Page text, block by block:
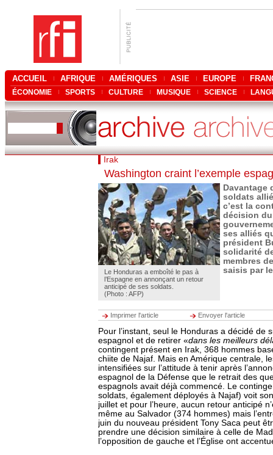
ACCUEIL AFRIQUE AMÉRIQUES ASIE EUROPE
ÉCONOMIE SPORTS CULTURE MUSIQUE SCIENCE
Irak
Washington craint l’exemple
Le Honduras a emboîté le pas à
l’Espagne en annonçant un retour
anticipé de ses soldats.
(Photo : AFP)
Davantage
soldats
c’est la
décision
ses alliés
président
solidarité
membres
saisis par
Imprimer l'article Envoyer l'article
Pour l’instant, seul le Honduras a décidé de
espagnol et de retirer «dans les meilleurs
contingent présent en Irak, 368 hommes
chiite de Najaf. Mais en Amérique centrale,
intensifiées sur l’attitude à tenir après
espagnol de la Défense que le retrait des
espagnols avait déjà commencé. Le
soldats, également déployés à Najaf) voit
juillet et pour l’heure, aucun retour anticipé
même au Salvador (374 hommes) mais
juin du nouveau président Tony Saca peut
prendre une décision similaire à celle de
l’opposition de gauche et l’Église ont